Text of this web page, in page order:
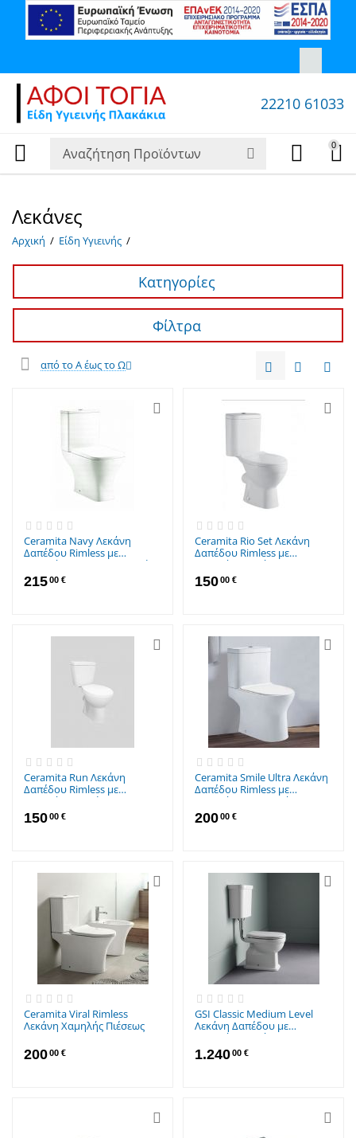
22210 61033
0
Λεκάνες
Αρχική / Είδη Yγιεινής /
Κατηγορίες
Φίλτρα
από το Α έως το Ω
Ceramita Navy Λεκάνη
Δαπέδου Rimless με
Καζανάκι Soft Close Λευκή
21500 €
Ceramita Rio Set Λεκάνη
Δαπέδου Rimless με
Καζανάκι με Κάλυμμα Soft
Close Λευκή
15000 €
Ceramita Run Λεκάνη
Δαπέδου Rimless με
Καζανάκι Λευκή
15000 €
Ceramita Smile Ultra Λεκάνη
Δαπέδου Rimless με
Καζανάκι με Slim Κάλυμμα
Λευκή
20000 €
Ceramita Viral Rimless
Λεκάνη Χαμηλής Πιέσεως
20000 €
GSI Classic Medium Level
Λεκάνη Δαπέδου με
Καζανάκι με Κάλυμμα Soft
Close Λευκή
1.24000 €